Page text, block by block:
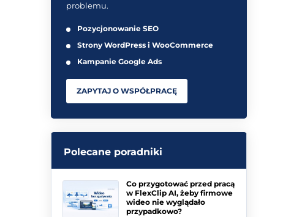
problemu.
Pozycjonowanie SEO
Strony WordPress i WooCommerce
Kampanie Google Ads
ZAPYTAJ O WSPÓŁPRACĘ
Polecane poradniki
Co przygotować przed pracą
w FlexClip AI, żeby firmowe
wideo nie wyglądało
przypadkowo?